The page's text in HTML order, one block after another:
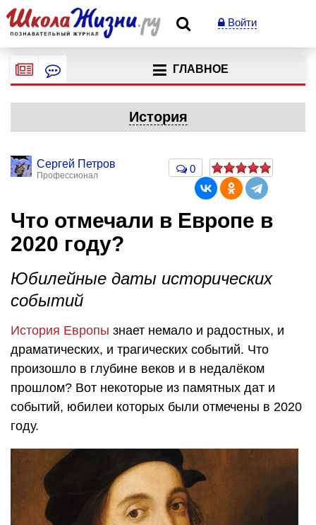
Войти
ГЛАВНОЕ
История
Сергей Петров
Профессионал
0
Что отмечали в Европе в
2020 году?
Юбилейные даты исторических
событий
История Европы знает немало и радостных, и
драматических, и трагических событий. Что
произошло в глубине веков и в недалёком
прошлом? Вот некоторые из памятных дат и
событий, юбилеи которых были отмечены в 2020
году.